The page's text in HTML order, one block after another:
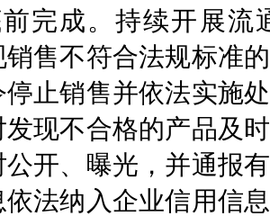
完成。持续开展流
售不符合法规标准
止销售并依法实施
现不合格的产品及
开、曝光，并通报
依法纳入企业信用信